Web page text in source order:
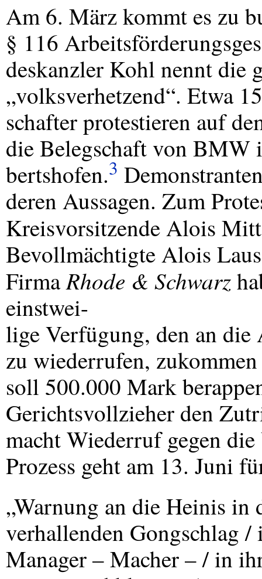
Am 6. März kommt es zu
§ 116
deskanzler Kohl nennt die
„volksverhetzend“. Etwa
schafter protestieren auf
die Belegschaft von BMW
bertshofen.3
deren Aussagen. Zum
Kreisvorsitzende Alois
Bevollmächtigte Alois
FirmaRhode & Schwarz
einstwei-
lige Verfügung, den an
zu wiederrufen,
soll 500.000 Mark
Gerichtsvollzieher den
macht Wiederruf gegen
Prozess geht am 13. Juni
„Warnung an die Heinis
verhallenden Gongschlag
Manager – Macher – / in